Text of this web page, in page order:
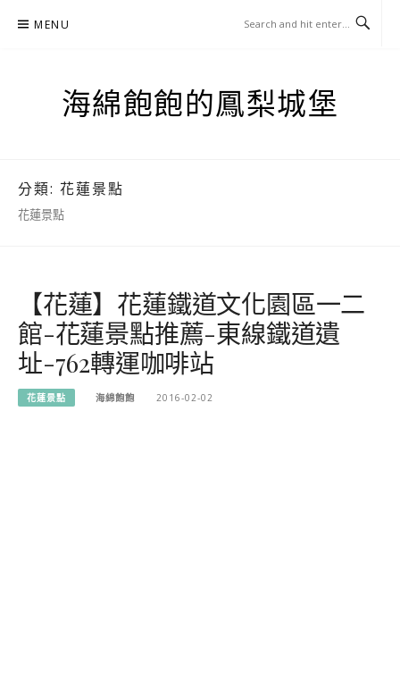
MENU
海綿飽飽的鳳梨城堡
分類: 花蓮景點
花蓮景點
【花蓮】花蓮鐵道文化園區一二
館-花蓮景點推薦-東線鐵道遺
址-762轉運咖啡站
花蓮景點 海綿飽飽 2016-02-02